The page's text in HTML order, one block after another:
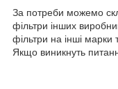
За потреби можемо
фільтри інших
фільтри на інші марки
Якщо виникнуть